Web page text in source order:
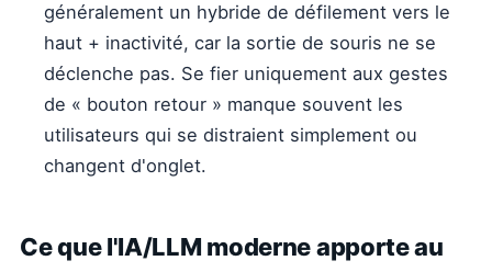
généralement un hybride de défilement vers le
haut + inactivité, car la sortie de souris ne se
déclenche pas. Se fier uniquement aux gestes
de « bouton retour » manque souvent les
utilisateurs qui se distraient simplement ou
changent d'onglet.
Ce que l'IA/LLM moderne apporte au